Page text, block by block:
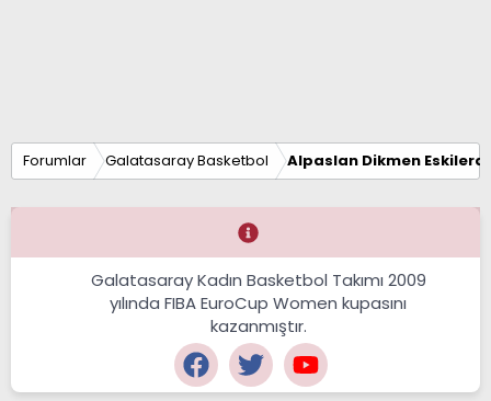
Forumlar Galatasaray Basketbol Alpaslan Dikmen
Galatasaray Kadın Basketbol Takımı 2009
yılında FIBA EuroCup Women kupasını
kazanmıştır.